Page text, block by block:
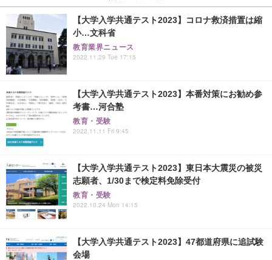
【大学入学共通テスト2023】コロナ救済措置は縮
小…文科省
教育業界ニュース
2022.11.29 Tue 17:15
【大学入学共通テスト2023】本番対策にお勧め参
考書…河合塾
教育・受験
2022.11.11 Fri 9:45
【大学入学共通テスト2023】東日本大震災の被災
志願者、1/30まで検定料免除受付
教育・受験
2022.10.24 Mon 14:15
【大学入学共通テスト2023】47都道府県に追試験
会場